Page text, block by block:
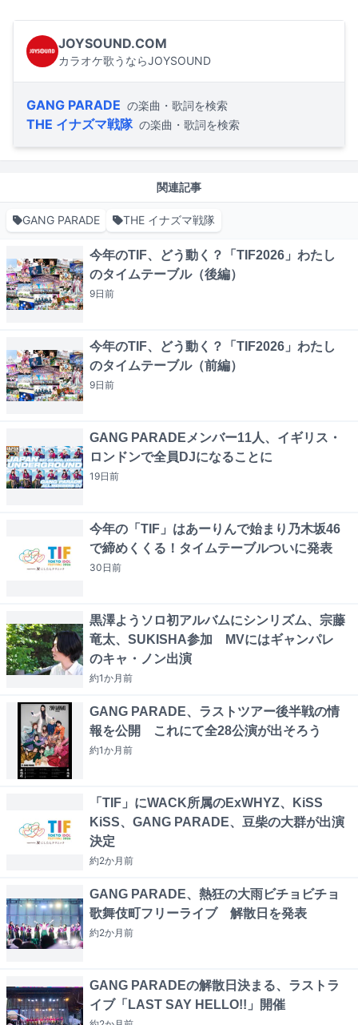
JOYSOUND.COM
カラオケ歌うならJOYSOUND
GANG PARADE の楽曲・歌詞を検索
THE イナズマ戦隊 の楽曲・歌詞を検索
関連記事
GANG PARADE THE イナズマ戦隊
今年のTIF、どう動く？「TIF2026」わたし
のタイムテーブル（後編）
9日前
今年のTIF、どう動く？「TIF2026」わたし
のタイムテーブル（前編）
9日前
GANG PARADEメンバー11人、イギリス・
ロンドンで全員DJになることに
19日前
今年の「TIF」はあーりんで始まり乃木坂46
で締めくくる！タイムテーブルついに発表
30日前
黒澤ようソロ初アルバムにシンリズム、宗藤
竜太、SUKISHA参加 MVにはギャンパレ
のキャ・ノン出演
約1か月前
GANG PARADE、ラストツアー後半戦の情
報を公開 これにて全28公演が出そろう
約1か月前
「TIF」にWACK所属のExWHYZ、KiSS
KiSS、GANG PARADE、豆柴の大群が出演
決定
約2か月前
GANG PARADE、熱狂の大雨ビチョビチョ
歌舞伎町フリーライブ 解散日を発表
約2か月前
GANG PARADEの解散日決まる、ラストラ
イブ「LAST SAY HELLO!!」開催